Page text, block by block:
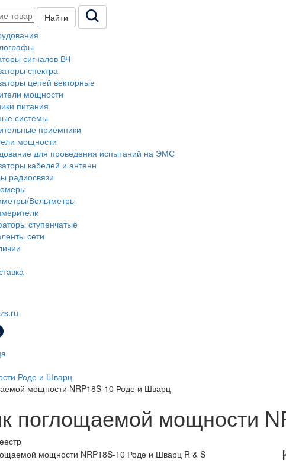
Найти
сигналов ВЧ
спектра
цепей векторные
мощности
питания
системы
приемники
мощности
для проведения испытаний на ЭМС
кабелей и антенн
радиосвязи
Вольтметры
ступенчатые
сети
Роде и Шварц
мощности NRP18S-10 Роде и Шварц
поглощаемой мощности